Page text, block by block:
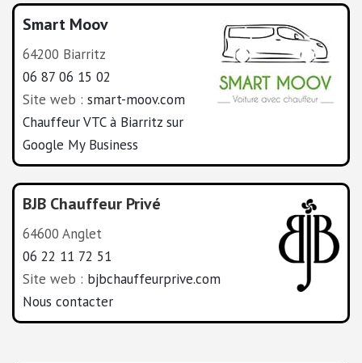
Smart Moov
64200 Biarritz
06 87 06 15 02
Site web : smart-moov.com
Chauffeur VTC à Biarritz sur
Google My Business
BJB Chauffeur Privé
64600 Anglet
06 22 11 72 51
Site web : bjbchauffeurprive.com
Nous contacter